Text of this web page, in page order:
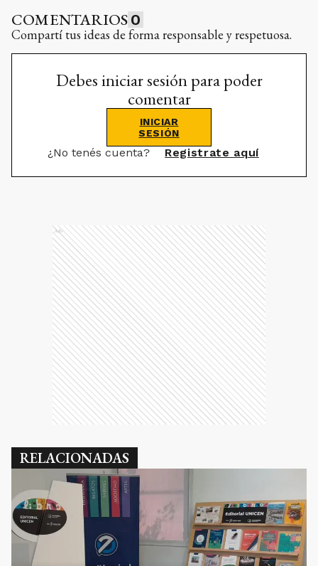
COMENTARIOS 0
Compartí tus ideas de forma responsable y respetuosa.
Debes iniciar sesión para poder
comentar
INICIAR
SESIÓN
¿No tenés cuenta? Registrate aquí
Ads
RELACIONADAS